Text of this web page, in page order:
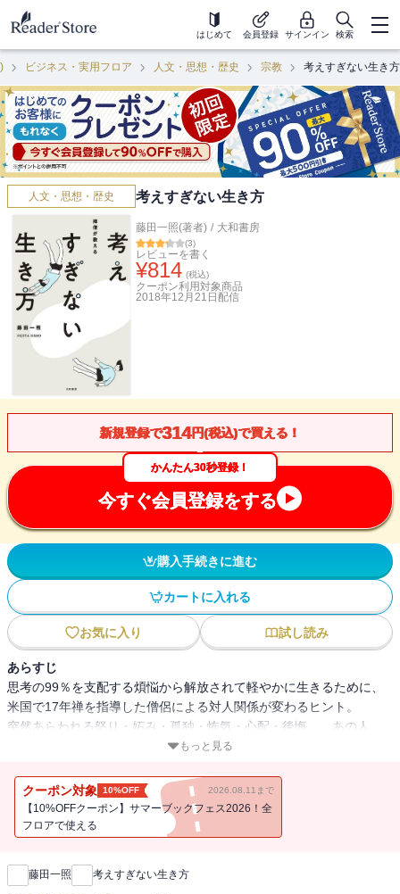
はじめて 会員登録 サインイン 検索
ビジネス・実用フロア 人文・思想・歴史 宗教 考えすぎない生き方
人文・思想・歴史 考えすぎない生き方
藤田一照(著者) / 大和書房
(3)
レビューを書く
¥814 (税込)
クーポン利用対象商品
2018年12月21日 配信
新規登録で314円(税込)で買える！
かんたん30秒登録！
今すぐ会員登録をする
購入手続きに進む
カートに入れる
お気に入り 試し読み
あらすじ
思考の99％を支配する煩悩から解放されて軽やかに生きるために、
米国で17年禅を指導した僧侶による対人関係が変わるヒント。
突然あらわれる怒り・妬み・孤独・怖気・心配・後悔……あの人、
あのこと、反応する心を休ませる。
○「ないもの探し」から身を引く
○自分を「守る言葉」を使わない
よけいなことをやめたら、心はラクになる。
もっと見る
クーポン対象 10%OFF 2026.08.11まで
【10%OFFクーポン】サマーブックフェス2026！全
フロアで使える
新刊通知
藤田一照 考えすぎない生き方